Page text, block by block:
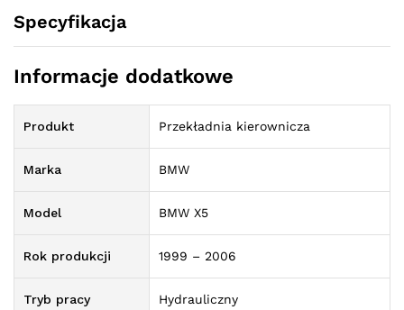
Specyfikacja
Informacje dodatkowe
Produkt Przekładnia kierownicza
Marka BMW
Model BMW X5
Rok produkcji 1999 – 2006
Tryb pracy Hydrauliczny